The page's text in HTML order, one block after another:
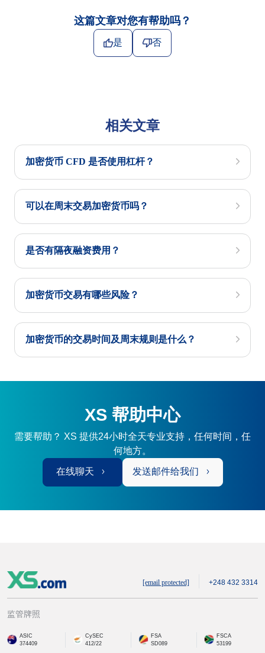
这篇文章对您有帮助吗？
是 否
相关文章
加密货币 CFD 是否使用杠杆？
可以在周末交易加密货币吗？
是否有隔夜融资费用？
加密货币交易有哪些风险？
加密货币的交易时间及周末规则是什么？
XS 帮助中心
需要帮助？ XS 提供24小时全天专业支持，任何时间，任
何地方。
在线聊天 发送邮件给我们
[email protected] +248 432 3314
监管牌照
ASIC
374409
CySEC
412/22
FSA
SD089
FSCA
53199